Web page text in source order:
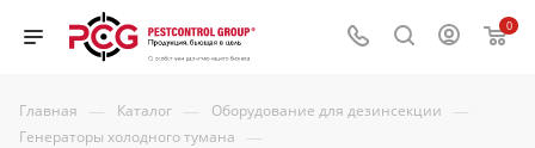
0
Главная — Каталог — Оборудование для дезинсекции —
Генераторы холодного тумана —